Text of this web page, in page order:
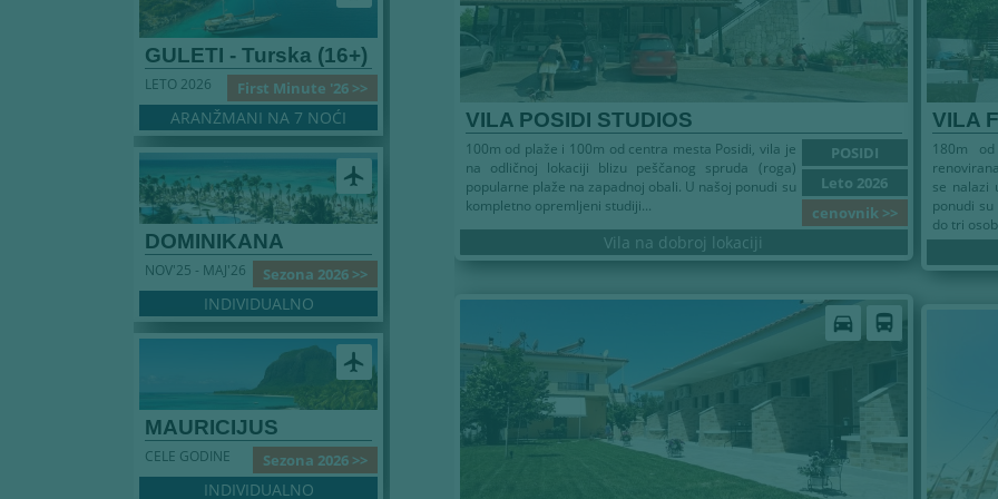
VILA POSIDI STUDIOS
POSIDI
Leto 2026
cenovnik >>
100m od plaže i 100m od centra mesta Posidi, vila je
na odličnoj lokaciji blizu peščanog spruda (roga)
popularne plaže na zapadnoj obali. U našoj ponudi su
kompletno opremljeni studiji...
Vila na dobroj lokaciji
VILA
180m
se nalazi
ponudi
do tri
directions_car directions_bus
GULETI - Turska (16+)
First Minute '26 >>
LETO 2026
ARANŽMANI NA 7 NOĆI
airplanemode_active
DOMINIKANA
Sezona 2026 >>
NOV'25 - MAJ'26
INDIVIDUALNO
airplanemode_active
MAURICIJUS
Sezona 2026 >>
CELE GODINE
INDIVIDUALNO